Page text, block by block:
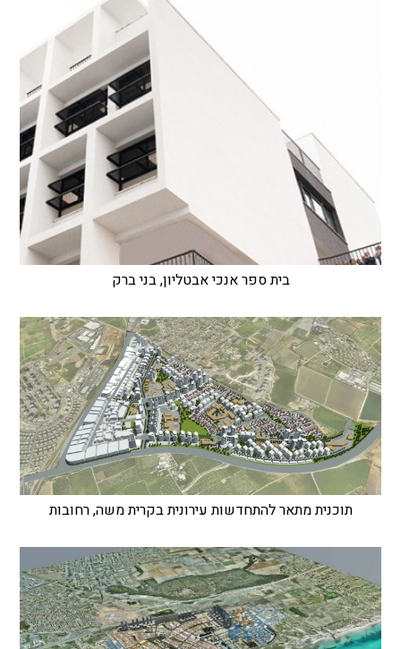
בית ספר אנכי אבטליון, בני ברק
תוכנית מתאר להתחדשות עירונית בקרית משה, רחובות